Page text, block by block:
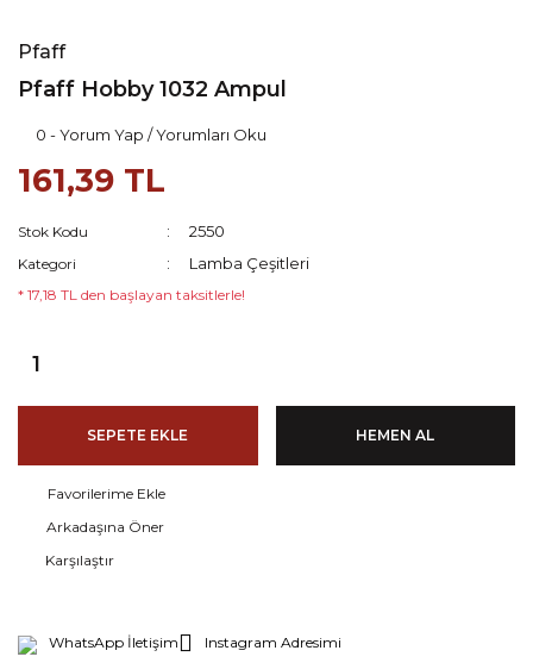
Pfaff
Pfaff Hobby 1032 Ampul
0 - Yorum Yap / Yorumları Oku
161,39 TL
Stok Kodu 2550
Kategori Lamba Çeşitleri
* 17,18 TL den başlayan taksitlerle!
SEPETE EKLE HEMEN AL
Arkadaşına Öner
Karşılaştır
WhatsApp İletişim Instagram Adresimi